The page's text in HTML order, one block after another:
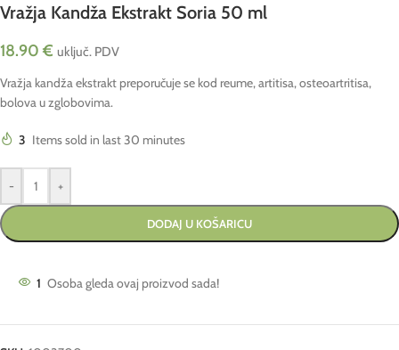
Vražja Kandža Ekstrakt Soria 50 ml
18.90 € uključ. PDV
Vražja kandža ekstrakt preporučuje se kod reume, artitisa, osteoartritisa,
bolova u zglobovima.
3 Items sold in last 30 minutes
- +
DODAJ U KOŠARICU
1 Osoba gleda ovaj proizvod sada!